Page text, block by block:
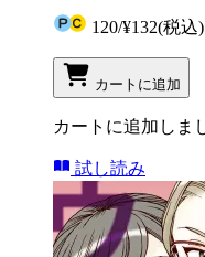
120/¥132(税込)
カートに追加
カートに追加しま
試し読み